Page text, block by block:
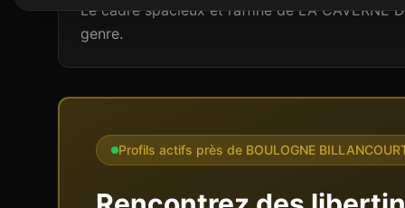
Le cadre spacieux et raffiné de LA CAVERNE
genre.
Profils actifs près de BOULOGNE